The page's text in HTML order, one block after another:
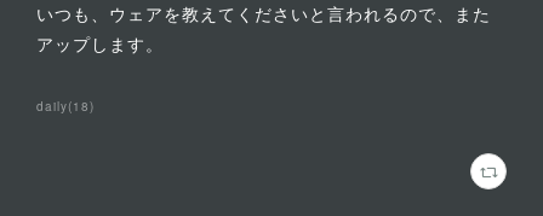
いつも、ウェアを教えてくださいと言われるので、また
アップします。
daily(18)